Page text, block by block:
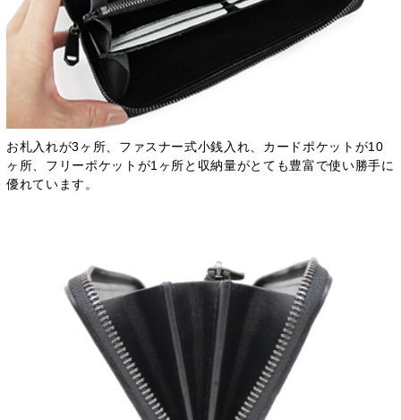
お札入れが3ヶ所、ファスナー式小銭入れ、カードポケットが10
ヶ所、フリーポケットが1ヶ所と収納量がとても豊富で使い勝手に
優れています。